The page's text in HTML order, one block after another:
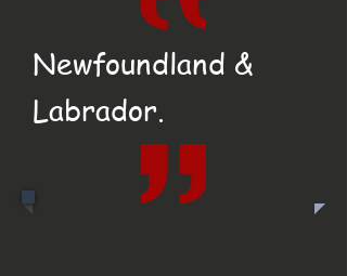
Newfoundland &
Labrador.